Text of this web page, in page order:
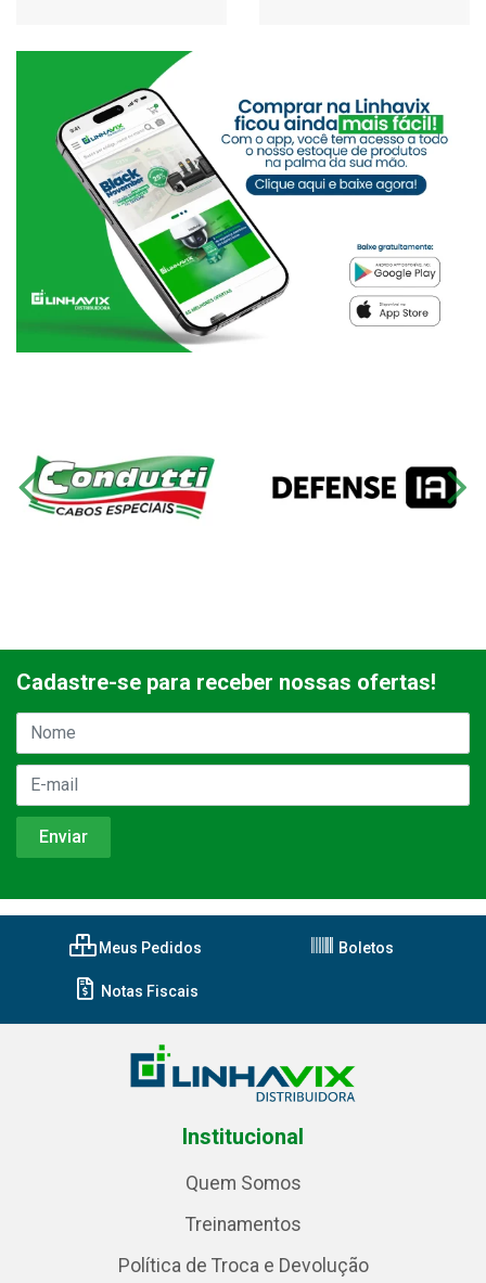
Cadastre-se para receber nossas ofertas!
Meus Pedidos Boletos
Notas Fiscais
Institucional
Quem Somos
Treinamentos
Política de Troca e Devolução